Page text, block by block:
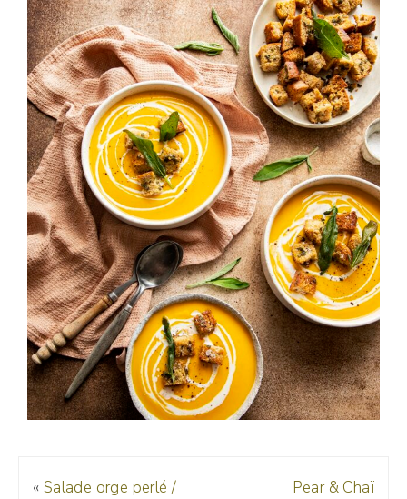
« Salade orge perlé /
Pear & Chaï